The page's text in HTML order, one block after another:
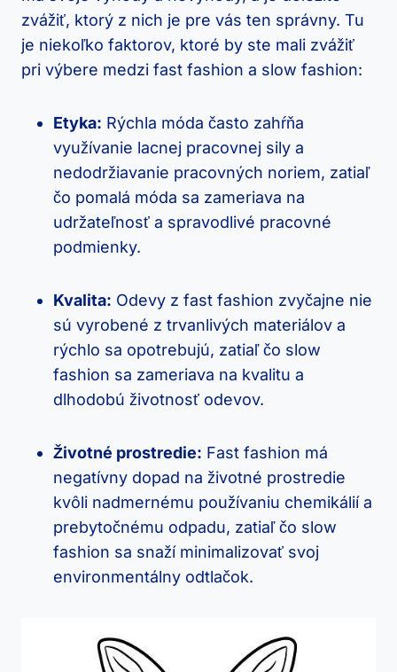
zvážiť, ktorý z nich je pre vás ten správny. Tu
je niekoľko faktorov, ktoré by ste mali zvážiť
pri výbere medzi fast fashion a slow fashion:
Etyka: Rýchla móda často zahŕňa
využívanie lacnej pracovnej sily a
nedodržiavanie pracovných noriem, zatiaľ
čo pomalá móda sa zameriava na
udržateľnosť a spravodlivé pracovné
podmienky.
Kvalita: Odevy z fast fashion zvyčajne nie
sú vyrobené z trvanlivých materiálov a
rýchlo sa opotrebujú, zatiaľ čo slow
fashion sa zameriava na kvalitu a
dlhodobú životnosť odevov.
Životné prostredie: Fast fashion má
negatívny dopad na životné prostredie
kvôli nadmernému používaniu chemikálií a
prebytočnému odpadu, zatiaľ čo slow
fashion sa snaží minimalizovať svoj
environmentálny odtlačok.